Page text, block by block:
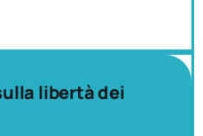
libertà dei